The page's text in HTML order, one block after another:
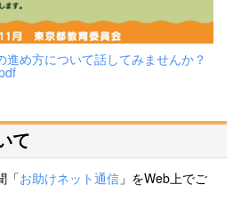
め方について話してみませんか？
て
「お助けネット通信 」をWeb上でご